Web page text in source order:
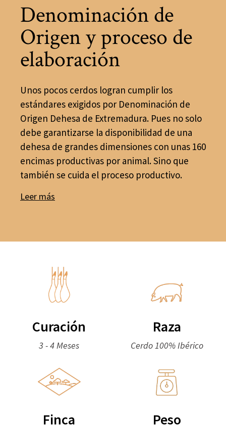
Denominación de
Origen y proceso de
elaboración
Unos pocos cerdos logran cumplir los
estándares exigidos por Denominación de
Origen Dehesa de Extremadura. Pues no solo
debe garantizarse la disponibilidad de una
dehesa de grandes dimensiones con unas 160
encimas productivas por animal. Sino que
también se cuida el proceso productivo.
Leer más
Curación
3 - 4 Meses
Raza
Cerdo 100% Ibérico
Finca Peso